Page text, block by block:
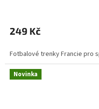
249 Kč
Fotbalové trenky Francie pro
Novinka